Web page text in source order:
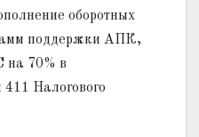
оборотных
поддержки АПК,
на 70% в
411 Налогового